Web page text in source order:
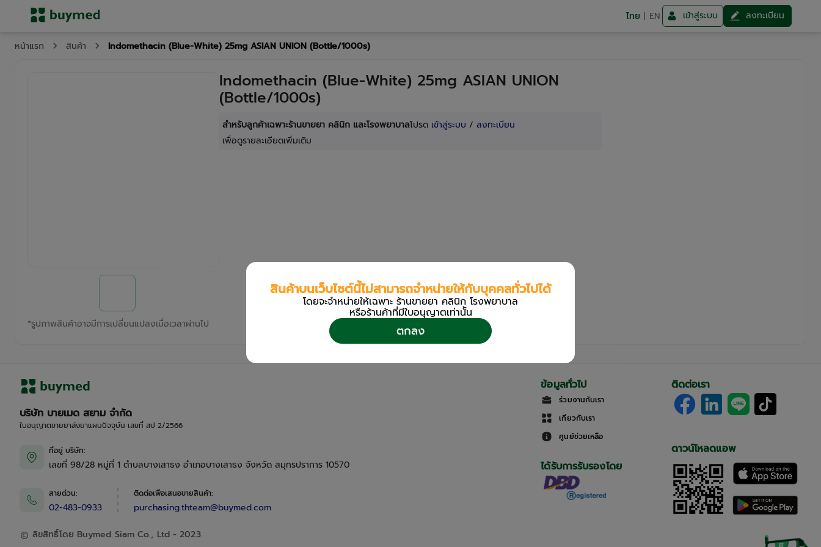
ไทย | EN เข้าสู่ระบบ ลงทะเบียน
หน้าแรก สินค้า Indomethacin (Blue-White) 25mg ASIAN UNION (Bottle/1000s)
*รูปภาพสินค้าอาจมีการเปลี่ยนแปลงเมื่อเวลาผ่านไป
Indomethacin (Blue-White) 25mg ASIAN UNION
(Bottle/1000s)
สำหรับลูกค้าเฉพาะร้านขายยา คลินิก และโรงพยาบาลโปรด เข้าสู่ระบบ / ลงทะเบียน
เพื่อดูรายละเอียดเพิ่มเติม
บริษัท บายเมด สยาม จำกัด
ใบอนุญาตขายยาส่งยาแผนปัจจุบัน เลขที่ สป 2/2566
ที่อยู่ บริษัท:
เลขที่ 98/28 หมู่ที่ 1 ตำบลบางเสาธง อำเภอบางเสาธง จังหวัด สมุทรปราการ 10570
สายด่วน:
02-483-0933
ติดต่อเพื่อเสนอขายสินค้า:
purchasing.thteam@buymed.com
ลิขสิทธิ์โดย Buymed Siam Co., Ltd - 2023
ข้อมูลทั่วไป
ร่วมงานกับเรา
เกี่ยวกับเรา
ศูนย์ช่วยเหลือ
ได้รับการรับรองโดย
ติดต่อเรา
ดาวน์โหลดแอพ
สินค้าบนเว็บไซต์นี้ไม่สามารถจำหน่ายให้กับบุคคลทั่วไปได้
โดยจะจำหน่ายให้เฉพาะ ร้านขายยา คลินิก โรงพยาบาล
หรือร้านค้าที่มีใบอนุญาตเท่านััน
ตกลง